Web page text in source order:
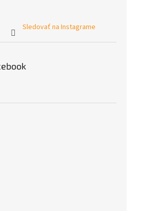
Sledovať na Instagrame